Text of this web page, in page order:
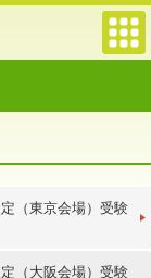
（東京会場）受験
（大阪会場）受験